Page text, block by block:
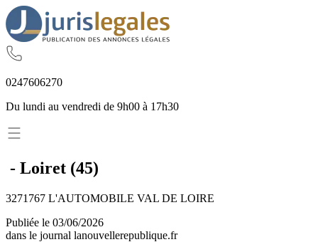
0247606270
Du lundi au vendredi de 9h00 à 17h30
- Loiret (45)
3271767 L'AUTOMOBILE VAL DE LOIRE
Publiée le 03/06/2026
dans le journal lanouvellerepublique.fr